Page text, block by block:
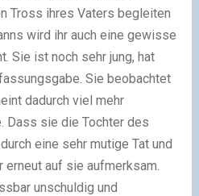
Tross ihres Vaters begleiten
wird ihr auch eine gewisse
Sie ist noch sehr jung, hat
Sie beobachtet
dadurch viel mehr
Dass sie die Tochter des
eine sehr mutige Tat und
erneut auf sie aufmerksam.
unschuldig und